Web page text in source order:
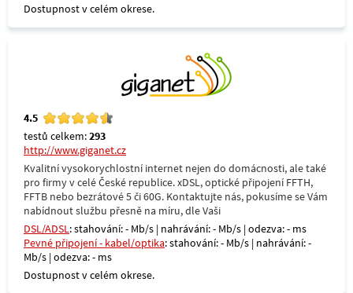
Dostupnost v celém okrese.
4.5
testů celkem:293
http://www.giganet.cz
Kvalitní vysokorychlostní internet nejen do domácnosti, ale také
pro firmy v celé České republice. xDSL, optické připojení FFTH,
FFTB nebo bezrátové 5 či 60G. Kontaktujte nás, pokusíme se Vám
nabídnout službu přesně na míru, dle Vaši
DSL/ADSL: stahování: - Mb/s | nahrávání: - Mb/s | odezva: - ms
Pevné připojení - kabel/optika: stahování: - Mb/s | nahrávání: -
Mb/s | odezva: - ms
Dostupnost v celém okrese.